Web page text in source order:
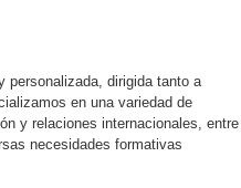
personalizada, dirigida tanto a
en una variedad de
y relaciones internacionales, entre
necesidades formativas